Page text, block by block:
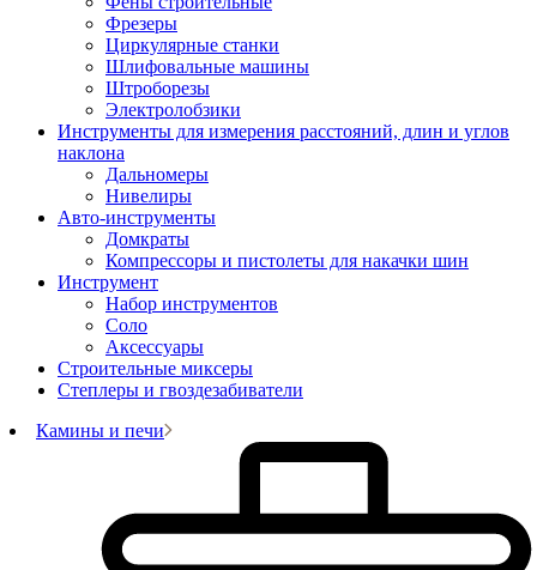
Фрезеры
Циркулярные станки
Шлифовальные машины
Штроборезы
Электролобзики
Инструменты для измерения расстояний, длин и углов
наклона
Дальномеры
Нивелиры
Авто-инструменты
Домкраты
Компрессоры и пистолеты для накачки шин
Инструмент
Набор инструментов
Соло
Аксессуары
Строительные миксеры
Степлеры и гвоздезабиватели
Камины и печи